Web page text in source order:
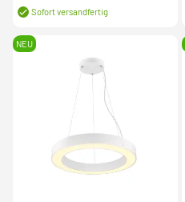
Sofort versandfertig
NEU